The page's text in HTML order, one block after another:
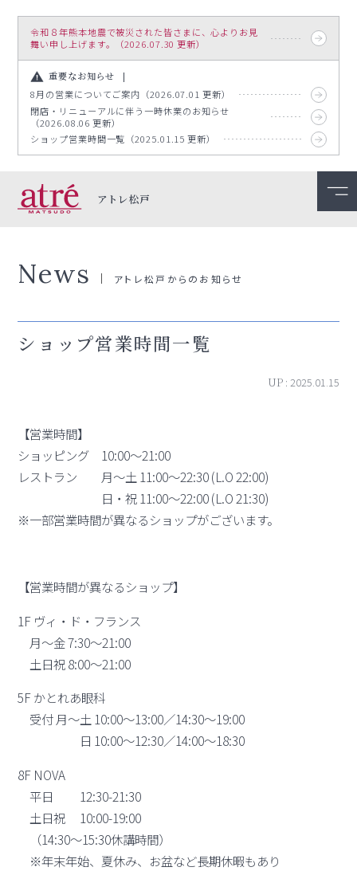
令和８年熊本地震で被災された皆さまに、心よりお見
舞い申し上げます。（2026.07.30 更新）
重要なお知らせ
8月の営業についてご案内（2026.07.01 更新）
閉店・リニューアルに伴う一時休業のお知らせ
（2026.08.06 更新）
ショップ営業時間一覧（2025.01.15 更新）
アトレ松戸
News アトレ松戸からのお知らせ
ショップ営業時間一覧
UP : 2025.01.15
【営業時間】
ショッピング 10:00～21:00
レストラン 月～土 11:00～22:30 (L.O 22:00)
日・祝 11:00～22:00 (L.O 21:30)
※一部営業時間が異なるショップがございます。
【営業時間が異なるショップ】
1F ヴィ・ド・フランス
月～金 7:30～21:00
土日祝 8:00～21:00
5F かとれあ眼科
受付 月～土 10:00～13:00／14:30～19:00
日 10:00～12:30／14:00～18:30
8F NOVA
平日 12:30-21:30
土日祝 10:00-19:00
（14:30～15:30休講時間）
※年末年始、夏休み、お盆など長期休暇もあり